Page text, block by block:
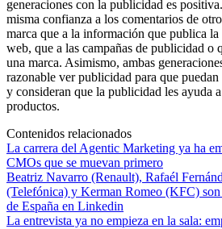
generaciones con la publicidad es
misma confianza a los comentarios de
marca que a la información que publica
web, que a las campañas de publicidad o
una marca. Asimismo, ambas
razonable ver publicidad para que
y consideran que la publicidad les ayuda
productos.
Contenidos relacionados
La carrera del Agentic Marketing ya ha
CMOs que se muevan primero
Beatriz Navarro (Renault), Rafaél
(Telefónica) y Kerman Romeo (KFC)
de España en Linkedin
La entrevista ya no empieza en la sala: